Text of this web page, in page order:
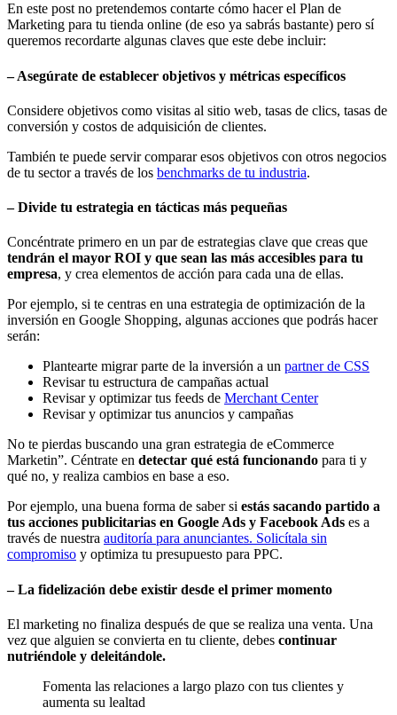
En este post no pretendemos contarte cómo hacer el Plan de
Marketing para tu tienda online (de eso ya sabrás bastante) pero sí
queremos recordarte algunas claves que este debe incluir:
– Asegúrate de establecer objetivos y métricas específicos
Considere objetivos como visitas al sitio web, tasas de clics, tasas de
conversión y costos de adquisición de clientes.
También te puede servir comparar esos objetivos con otros negocios
de tu sector a través de los benchmarks de tu industria.
– Divide tu estrategia en tácticas más pequeñas
Concéntrate primero en un par de estrategias clave que creas que
tendrán el mayor ROI y que sean las más accesibles para tu
empresa, y crea elementos de acción para cada una de ellas.
Por ejemplo, si te centras en una estrategia de optimización de la
inversión en Google Shopping, algunas acciones que podrás hacer
serán:
Plantearte migrar parte de la inversión a un partner de CSS
Revisar tu estructura de campañas actual
Revisar y optimizar tus feeds de Merchant Center
Revisar y optimizar tus anuncios y campañas
No te pierdas buscando una gran estrategia de eCommerce
Marketin”. Céntrate en detectar qué está funcionando para ti y
qué no, y realiza cambios en base a eso.
Por ejemplo, una buena forma de saber si estás sacando partido a
tus acciones publicitarias en Google Ads y Facebook Ads es a
través de nuestra auditoría para anunciantes. Solicítala sin
compromiso y optimiza tu presupuesto para PPC.
– La fidelización debe existir desde el primer momento
El marketing no finaliza después de que se realiza una venta. Una
vez que alguien se convierta en tu cliente, debes continuar
nutriéndole y deleitándole.
Fomenta las relaciones a largo plazo con tus clientes y
aumenta su lealtad